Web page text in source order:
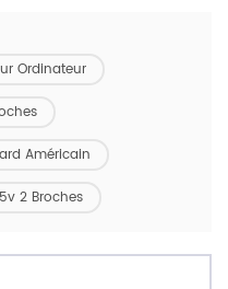
Ordinateur
Américain
2 Broches